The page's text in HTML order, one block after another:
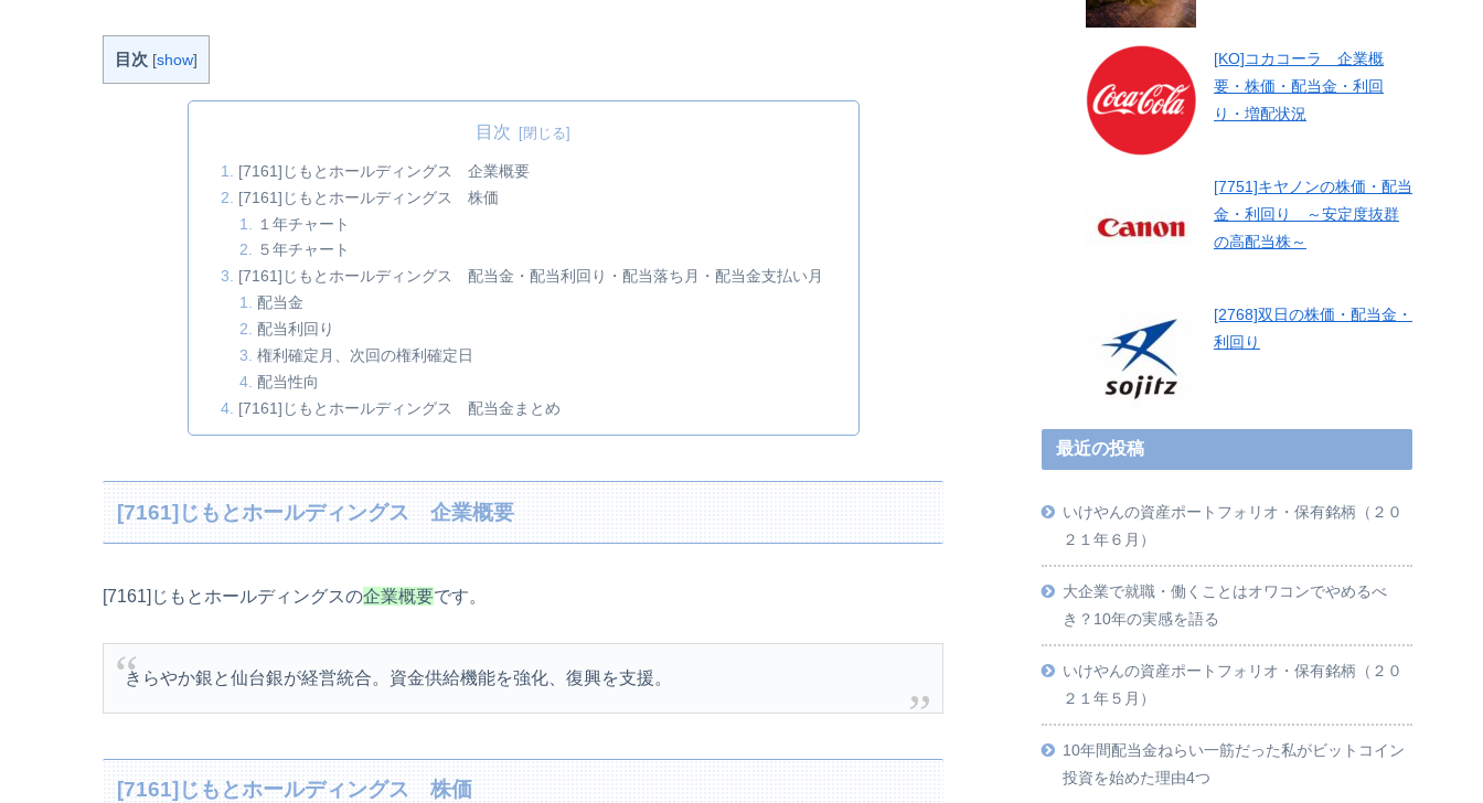
目次 [show]
目次
[7161]じもとホールディングス 企業概要
[7161]じもとホールディングス 株価
１年チャート
５年チャート
[7161]じもとホールディングス 配当金・配当利回り・配当落ち月・配当金支払い月
配当金
配当利回り
権利確定月、次回の権利確定日
配当性向
[7161]じもとホールディングス 配当金まとめ
[7161]じもとホールディングス 企業概要
[7161]じもとホールディングスの企業概要です。
きらやか銀と仙台銀が経営統合。資金供給機能を強化、復興を支援。
[7161]じもとホールディングス 株価
[KO]コカコーラ 企業概
要・株価・配当金・利回
り・増配状況
[7751]キヤノンの株価・配当
金・利回り ～安定度抜群
の高配当株～
[2768]双日の株価・配当金・
利回り
最近の投稿
いけやんの資産ポートフォリオ・保有銘柄（２０
２１年６月）
大企業で就職・働くことはオワコンでやめるべ
き？10年の実感を語る
いけやんの資産ポートフォリオ・保有銘柄（２０
２１年５月）
10年間配当金ねらい一筋だった私がビットコイン
投資を始めた理由4つ